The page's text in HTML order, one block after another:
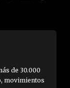
de 30.000
movimientos